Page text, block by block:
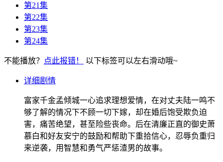
第21集
第22集
第23集
第24集
不能播放？ 点此报错！ 以下标签可以左右滑动哦~
详细剧情
富家千金孟倾城一心追求理想爱情，在对丈夫陆一鸣不
够了解的情况下不顾一切下嫁，却在婚后饱受欺负迫
害，痛苦绝望，甚至险些丧命。后在清廉正直的御史萧
慕白和好友安宁的鼓励和帮助下重拾信心，忍辱负重归
来逆袭，用智慧和勇气严惩渣男的故事。